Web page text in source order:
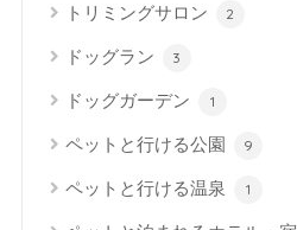
トリミングサロン 2
ドッグラン 3
ドッグガーデン 1
ペットと行ける公園 9
ペットと行ける温泉 1